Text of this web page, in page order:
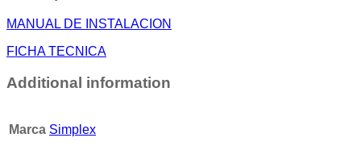
MANUAL DE INSTALACION
FICHA TECNICA
Additional information
Marca Simplex